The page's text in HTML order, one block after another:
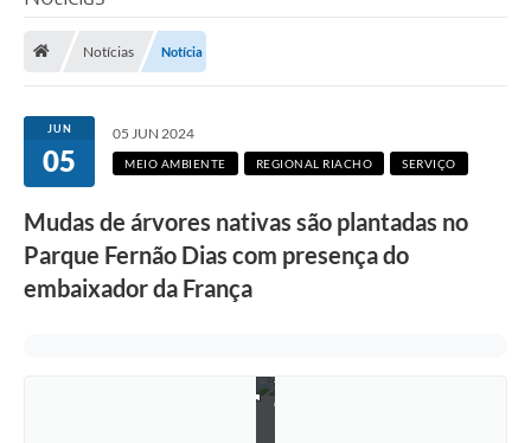
Notícias Notícia
JUN
05
05 JUN 2024
MEIO AMBIENTE REGIONAL RIACHO SERVIÇO
Mudas de árvores nativas são plantadas no
Parque Fernão Dias com presença do
embaixador da França
t
o